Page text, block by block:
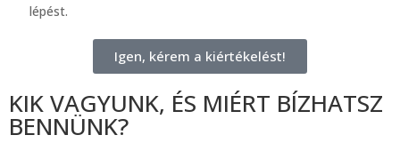
lépést.
Igen, kérem a kiértékelést!
KIK VAGYUNK, ÉS MIÉRT BÍZHATSZ
BENNÜNK?